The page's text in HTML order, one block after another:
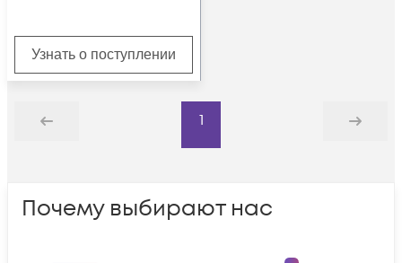
Узнать о поступлении
Назад
1
Дальше
Почему выбирают нас